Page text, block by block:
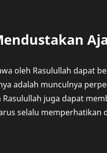
oleh Rasulullah dapat
adalah munculnya
juga dapat
selalu memperhatikan